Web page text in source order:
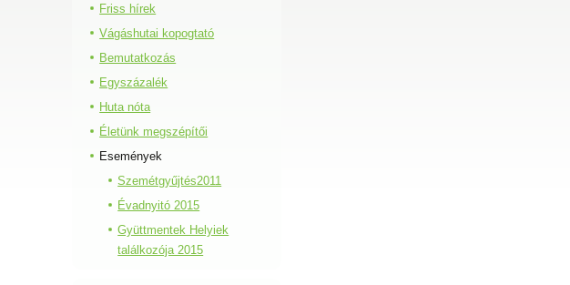
Friss hírek
Vágáshutai kopogtató
Bemutatkozás
Egyszázalék
Huta nóta
Életünk megszépítői
Események
Szemétgyűjtés2011
Évadnyitó 2015
Gyüttmentek Helyiek
találkozója 2015